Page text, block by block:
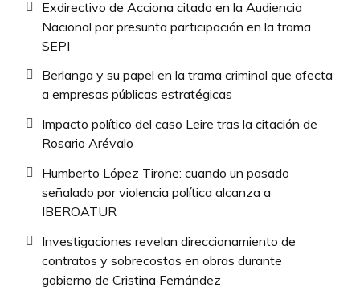
Exdirectivo de Acciona citado en la Audiencia
Nacional por presunta participación en la trama
SEPI
Berlanga y su papel en la trama criminal que afecta
a empresas públicas estratégicas
Impacto político del caso Leire tras la citación de
Rosario Arévalo
Humberto López Tirone: cuando un pasado
señalado por violencia política alcanza a
IBEROATUR
Investigaciones revelan direccionamiento de
contratos y sobrecostos en obras durante
gobierno de Cristina Fernández